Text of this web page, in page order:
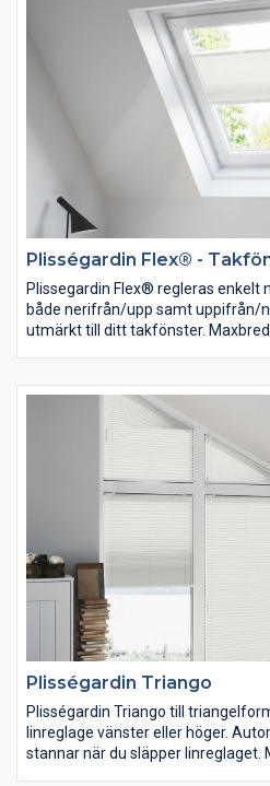
Plisségardin Flex® -
Plissegardin Flex® regleras enkelt
både nerifrån/upp samt uppifrån/
utmärkt till ditt takfönster.
Plisségardin Triango
Plisségardin Triango till
linreglage vänster eller höger.
stannar när du släpper linreglaget.